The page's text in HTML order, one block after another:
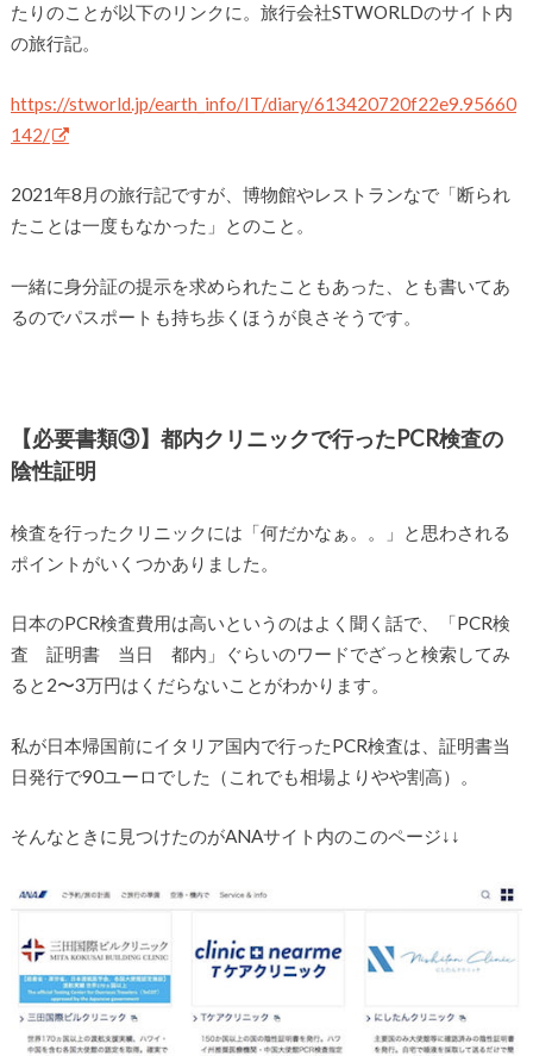
たりのことが以下のリンクに。旅行会社STWORLDのサイト内
の旅行記。
https://stworld.jp/earth_info/IT/diary/613420720f22e9.95660
142/
2021年8月の旅行記ですが、博物館やレストランなで「断られ
たことは一度もなかった」とのこと。
一緒に身分証の提示を求められたこともあった、とも書いてあ
るのでパスポートも持ち歩くほうが良さそうです。
【必要書類③】都内クリニックで行ったPCR検査の
陰性証明
検査を行ったクリニックには「何だかなぁ。。」と思わされる
ポイントがいくつかありました。
日本のPCR検査費用は高いというのはよく聞く話で、「PCR検
査 証明書 当日 都内」ぐらいのワードでざっと検索してみ
ると2〜3万円はくだらないことがわかります。
私が日本帰国前にイタリア国内で行ったPCR検査は、証明書当
日発行で90ユーロでした（これでも相場よりやや割高）。
そんなときに見つけたのがANAサイト内のこのページ↓↓